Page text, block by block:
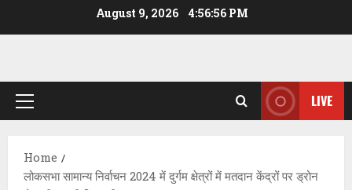
August 9, 2026 4:56:57 PM
Primary
LIVE
Home
लोकसभा सामान्य निर्वाचन 2024 में दुर्गम क्षेत्रों में मतदान केंद्रों पर ड्रोन